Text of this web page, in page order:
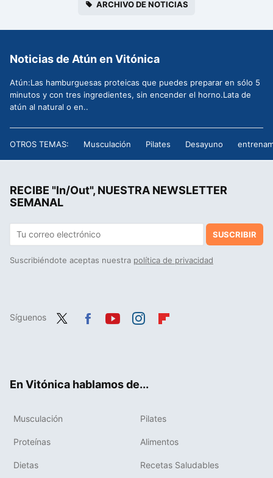
ARCHIVO DE NOTICIAS
Noticias de Atún en Vitónica
Atún:Las hamburguesas proteicas que puedes preparar en sólo 5
minutos y con tres ingredientes, sin encender el horno.Lata de
atún al natural o en..
OTROS TEMAS: Musculación Pilates Desayuno
RECIBE "In/Out", NUESTRA NEWSLETTER
SEMANAL
SUSCRIBIR
Suscribiéndote aceptas nuestra política de privacidad
Síguenos
En Vitónica hablamos de...
Musculación Pilates
Proteínas Alimentos
Dietas Recetas Saludables